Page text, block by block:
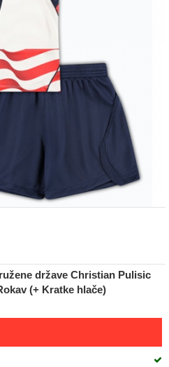
države Christian Pulisic
(+ Kratke hlače)